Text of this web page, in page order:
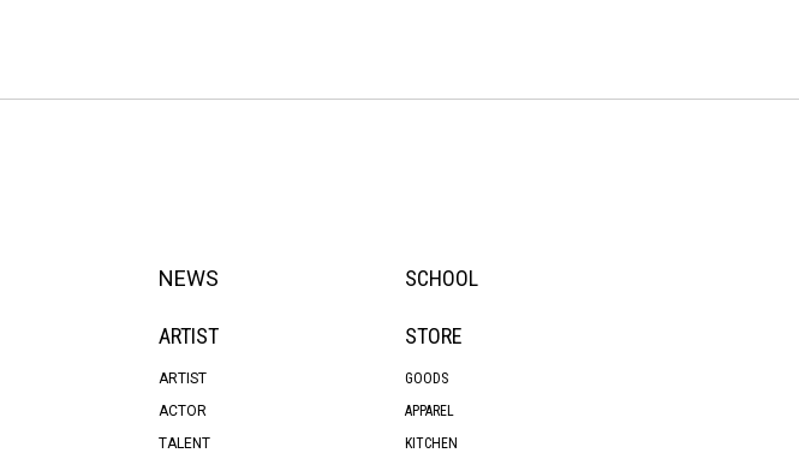
NEWS
ARTIST
ARTIST
ACTOR
TALENT
SCHOOL
STORE
GOODS
APPAREL
KITCHEN